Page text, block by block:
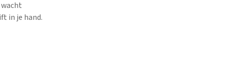
in je hand.